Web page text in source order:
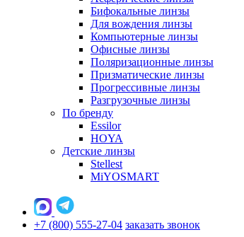
Бифокальные линзы
Для вождения линзы
Компьютерные линзы
Офисные линзы
Поляризационные линзы
Призматические линзы
Прогрессивные линзы
Разгрузочные линзы
По бренду
Essilor
HOYA
Детские линзы
Stellest
MiYOSMART
+7 (800) 555-27-04 заказать звонок